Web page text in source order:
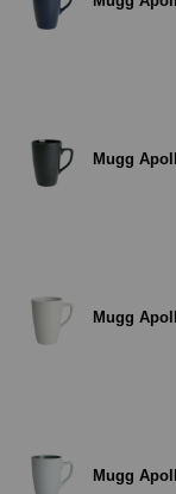
Mugg
Mugg
Mugg